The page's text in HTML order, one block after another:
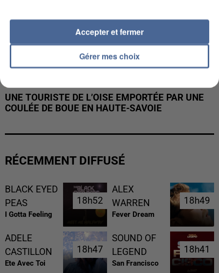
UNE TOURISTE DE L’OISE EMPORTÉE PAR UNE
COULÉE DE BOUE EN HAUTE-SAVOIE
RÉCEMMENT DIFFUSÉ
BLACK EYED
PEAS
I Gotta Feeling
18h52
18h52
ALEX
WARREN
Fever Dream
18h49
18h49
ADELE
CASTILLON
Ete Avec Toi
18h47
18h47
SOUND OF
LEGEND
San Francisco
18h41
18h41
Gérer mes choix
Accepter et fermer